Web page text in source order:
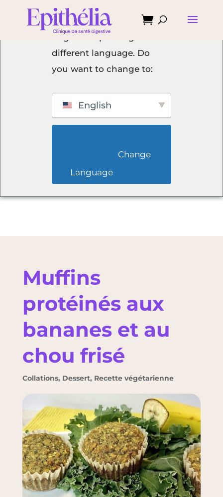
We've detected you
might be speaking a
different language. Do
you want to change to:
English
Language

Muffins
protéinés aux
bananes et au
chou frisé
Collations, Dessert, Recette végétarienne